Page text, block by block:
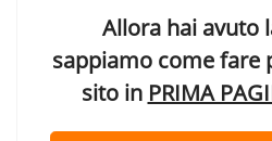
Allora hai avuto
sappiamo come fare
sito in PRIMA